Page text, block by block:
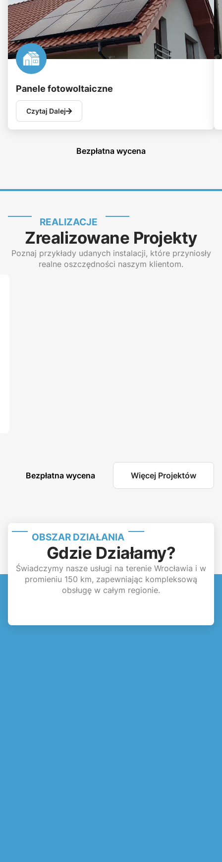
Panele fotowoltaiczne
Czytaj Dalej
Bezpłatna wycena
REALIZACJE
Zrealizowane Projekty
Poznaj przykłady udanych instalacji, które przyniosły
realne oszczędności naszym klientom.
Bezpłatna wycena Więcej Projektów
OBSZAR DZIAŁANIA
Gdzie Działamy?
Świadczymy nasze usługi na terenie Wrocławia i w
promieniu 150 km, zapewniając kompleksową
obsługę w całym regionie.